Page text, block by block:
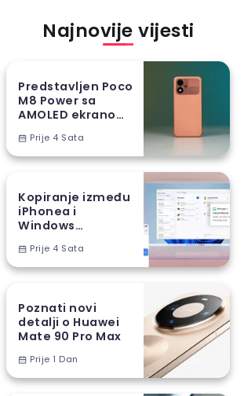
Najnovije vijesti
Predstavljen Poco
M8 Power sa
AMOLED ekranom i
baterijom
Prije 4 Sata
Kopiranje između
iPhonea i
Windows
EUPrije 4 Sata
Poznati novi
detalji o Huawei
Mate 90 Pro Max
Prije 1 Dan